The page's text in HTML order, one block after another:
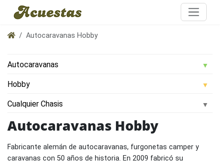
Autocaravanas Hobby
Autocaravanas Hobby
Fabricante alemán de autocaravanas, furgonetas camper y
caravanas con 50 años de historia. En 2009 fabricó su